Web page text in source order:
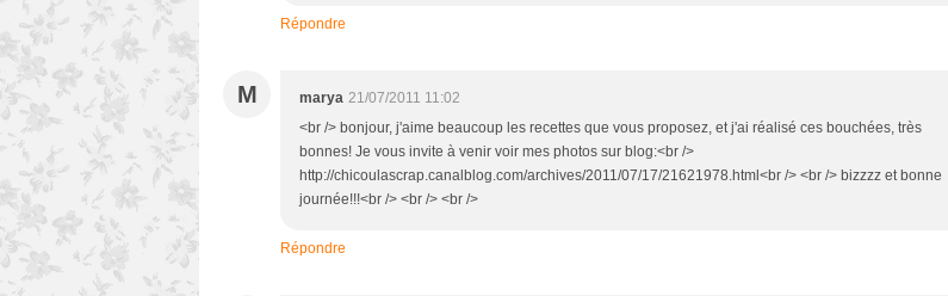
Répondre
M marya 21/07/2011 11:02
<br /> bonjour, j'aime beaucoup les recettes que vous proposez, et j'ai réalisé ces bouchées, très
bonnes! Je vous invite à venir voir mes photos sur blog:<br />
http://chicoulascrap.canalblog.com/archives/2011/07/17/21621978.html<br /> <br /> bizzzz et bonne
journée!!!<br /> <br /> <br />
Répondre